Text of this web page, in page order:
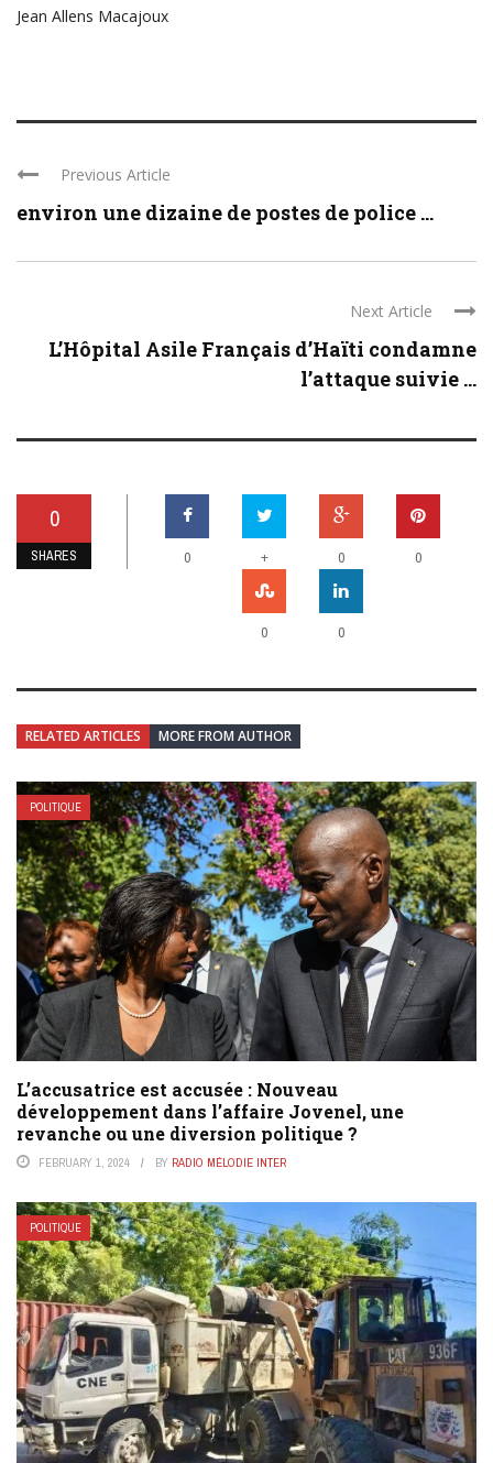
Jean Allens Macajoux
Previous Article
environ une dizaine de postes de police ...
Next Article
L’Hôpital Asile Français d’Haïti condamne
l’attaque suivie ...
0
SHARES 0 + 0 0
0 0
RELATED ARTICLES MORE FROM AUTHOR
POLITIQUE
L’accusatrice est accusée : Nouveau
développement dans l’affaire Jovenel, une
revanche ou une diversion politique ?
FEBRUARY 1, 2024 BY RADIO MÉLODIE INTER
POLITIQUE